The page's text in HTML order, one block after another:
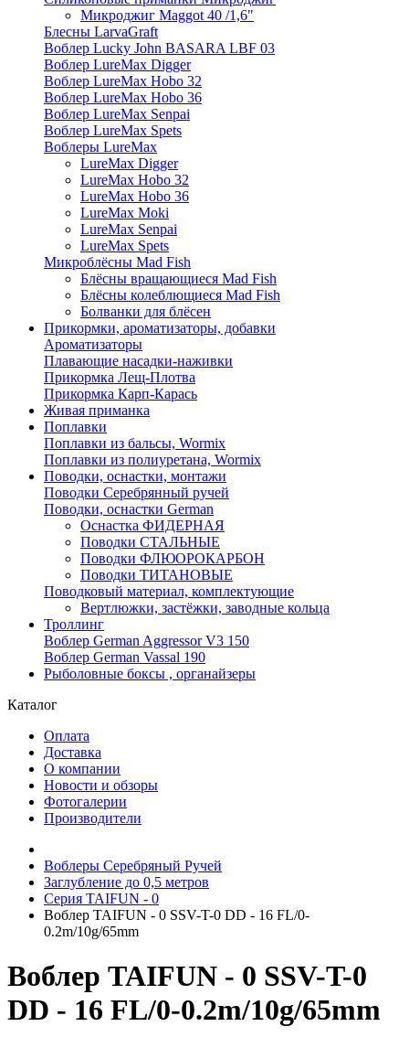
Микроджиг Maggot 40 /1,6"
Блесны LarvaGraft
Воблер Lucky John BASARA LBF 03
Воблер LureMax Digger
Воблер LureMax Hobo 32
Воблер LureMax Hobo 36
Воблер LureMax Senpai
Воблер LureMax Spets
Воблеры LureMax
LureMax Digger
LureMax Hobo 32
LureMax Hobo 36
LureMax Moki
LureMax Senpai
LureMax Spets
Микроблёсны Mad Fish
Блёсны вращающиеся Mad Fish
Блёсны колеблющиеся Mad Fish
Болванки для блёсен
Прикормки, ароматизаторы, добавки
Ароматизаторы
Плавающие насадки-наживки
Прикормка Лещ-Плотва
Прикормка Карп-Карась
Живая приманка
Поплавки
Поплавки из бальсы, Wormix
Поплавки из полиуретана, Wormix
Поводки, оснастки, монтажи
Поводки Серебрянный ручей
Поводки, оснастки German
Оснастка ФИДЕРНАЯ
Поводки СТАЛЬНЫЕ
Поводки ФЛЮОРОКАРБОН
Поводки ТИТАНОВЫЕ
Поводковый материал, комплектующие
Вертлюжки, застёжки, заводные кольца
Троллинг
Воблер German Aggressor V3 150
Воблер German Vassal 190
Рыболовные боксы , органайзеры
Каталог
Оплата
Доставка
О компании
Новости и обзоры
Фотогалерии
Производители
Воблеры Серебряный Ручей
Заглубление до 0,5 метров
Серия TAIFUN - 0
Воблер TAIFUN - 0 SSV-T-0 DD - 16 FL/0-
0.2m/10g/65mm
Воблер TAIFUN - 0 SSV-T-0
DD - 16 FL/0-0.2m/10g/65mm